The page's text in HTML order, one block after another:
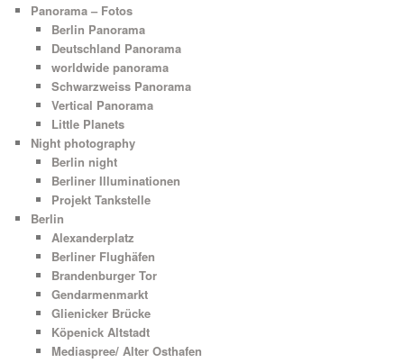
Panorama – Fotos
Berlin Panorama
Deutschland Panorama
worldwide panorama
Schwarzweiss Panorama
Vertical Panorama
Little Planets
Night photography
Berlin night
Berliner Illuminationen
Projekt Tankstelle
Berlin
Alexanderplatz
Berliner Flughäfen
Brandenburger Tor
Gendarmenmarkt
Glienicker Brücke
Köpenick Altstadt
Mediaspree/ Alter Osthafen